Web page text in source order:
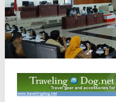
a
l
i
B
a
h
a
T
u
n